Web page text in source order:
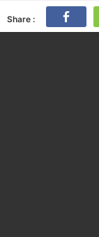
Share :